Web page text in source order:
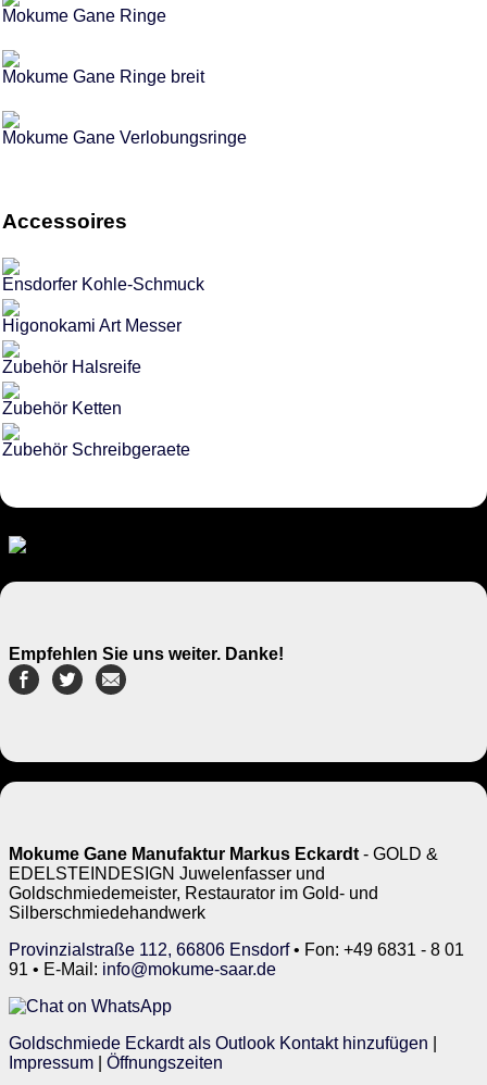
Mokume Gane Ringe
Mokume Gane Ringe breit
Mokume Gane Verlobungsringe
Accessoires
Ensdorfer Kohle-Schmuck
Higonokami Art Messer
Zubehör Halsreife
Zubehör Ketten
Zubehör Schreibgeraete
Empfehlen Sie uns weiter. Danke!
Mokume Gane Manufaktur Markus Eckardt - GOLD &
EDELSTEINDESIGN Juwelenfasser und
Goldschmiedemeister, Restaurator im Gold- und
Silberschmiedehandwerk
Provinzialstraße 112, 66806 Ensdorf• Fon: +49 6831 - 8 01
91 • E-Mail: info@mokume-saar.de
Goldschmiede Eckardt als Outlook Kontakt hinzufügen
Impressum
Öffnungszeiten